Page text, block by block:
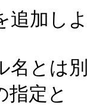
追加し
名とは
指定と